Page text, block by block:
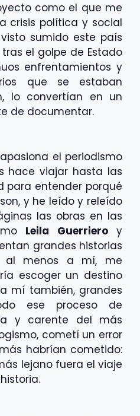
como el que me
crisis política y social
sumido este país
el golpe de Estado
enfrentamientos y
que se estaban
lo convertían en un
de documentar.
el periodismo
hace viajar hasta las
para entender porqué
y he leído y releído
las obras en las
Leila Guerrieroy
grandes historias
al menos a mí, me
escoger un destino
mí también, grandes
ese proceso de
y carente del más
cometí un error
habrían cometido:
lejano fuera el viaje